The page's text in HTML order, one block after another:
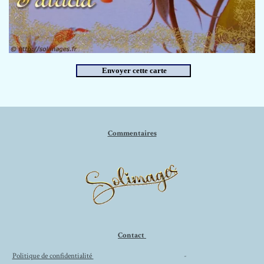
Commentaires
Contact
Politique de confidentialité -